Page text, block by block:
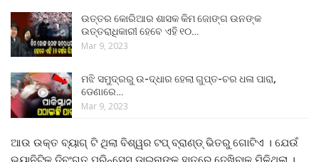
ଉତ୍ତର କୋରିଆର ଶାସକ କିମ ଜୋଙ୍ଗ ଉନଙ୍କ
ଉତ୍ତରାଧିକାରୀ ହେବେ ଏହି ୧୦…
Mar 9, 2023
ମଝି ସମୁଦ୍ରରୁ ଉ-ଦ୍ଧାର ହେଲା ଗୁପ୍ତ-ଚର ଧଳା ପାରା,
ଡେଣାରେ…
Mar 9, 2023
ଆଉ ଉକ୍ତ ବ୍ୟାଗ୍ ଟି ଥିଲା ବିଶ୍ୱର ଟପ୍ ବ୍ରାଣ୍ଡ୍ ଭିତରୁ ଗୋଟିଏ । ଯେଉଁ
ଭ୍ୟାନିଟିକୁ ଦିବଂଗତ ପ୍ରିନ୍ସେସ୍ ଡାଇନାଙ୍କ ହାତରେ ଦେଖିବାକୁ ମିଳିଥିଲା ।